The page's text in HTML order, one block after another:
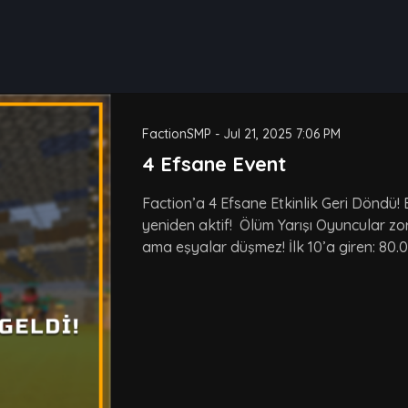
FactionSMP - Jul 21, 2025 7:06 PM
4 Efsane Event
Faction’a 4 Efsane Etkinlik Geri
yeniden aktif! Ölüm Yarışı Oyuncular
ama eşyalar düşmez! İlk 10’a giren: